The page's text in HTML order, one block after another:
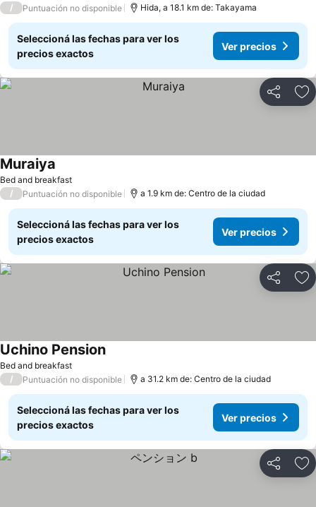
/ Puntuación no disponible Hida, a 18.1 km de: Takayama
Seleccioná las fechas para ver los
precios exactos
Ver precios
Compartir
Bed and breakfast
Muraiya
/ Puntuación no disponible a 1.9 km de: Centro de la ciudad
Seleccioná las fechas para ver los
precios exactos
Ver precios
Compartir
Bed and breakfast
Uchino Pension
/ Puntuación no disponible a 31.2 km de: Centro de la ciudad
Seleccioná las fechas para ver los
precios exactos
Ver precios
Compartir